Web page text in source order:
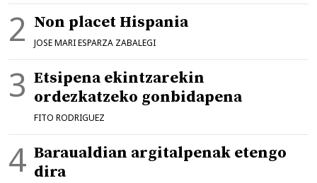
Non placet Hispania
JOSE MARI ESPARZA ZABALEGI
Etsipena ekintzarekin
ordezkatzeko gonbidapena
FITO RODRIGUEZ
Baraualdian argitalpenak etengo
dira